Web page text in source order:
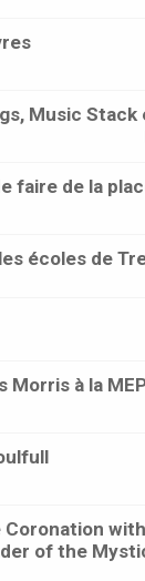
Music
faire de la
écoles de
Morris à la
of the